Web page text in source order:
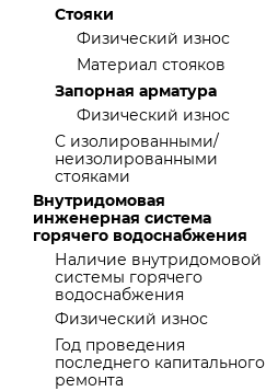
Стояки
Физический износ
Материал стояков
Запорная арматура
Физический износ
С изолированными/
неизолированными
стояками
Внутридомовая
инженерная система
горячего водоснабжения
Наличие внутридомовой
системы горячего
водоснабжения
Физический износ
Год проведения
последнего капитального
ремонта